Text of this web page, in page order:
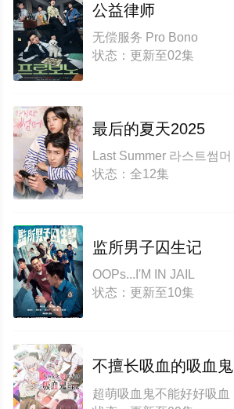
公益律师
无偿服务 Pro Bono
状态：更新至02集
最后的夏天2025
Last Summer 라스트썸머
状态：全12集
监所男子囚生记
OOPs...I'M IN JAIL
状态：更新至10集
不擅长吸血的吸血鬼
超萌吸血鬼不能好好吸血